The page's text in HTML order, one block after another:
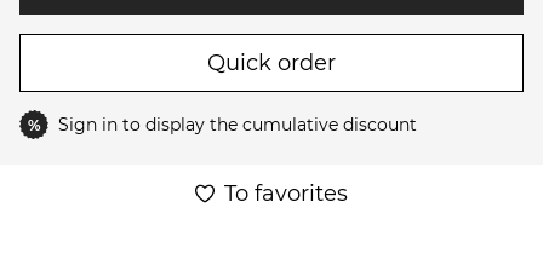
Quick order
% Sign in to display the cumulative discount
To favorites